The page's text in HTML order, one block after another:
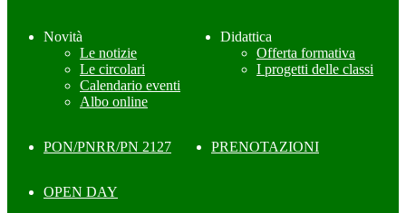
Novità
Le notizie
Le circolari
Calendario eventi
Albo online
Didattica
Offerta formativa
I progetti delle classi
PON/PNRR/PN 2127 PRENOTAZIONI
OPEN DAY